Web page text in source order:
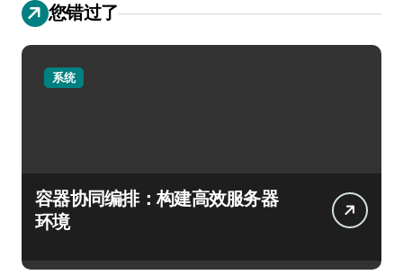
您错过了
系统
容器协同编排：构建高效服务器
环境